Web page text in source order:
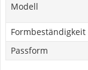
Modell
Formbeständigkeit
Passform